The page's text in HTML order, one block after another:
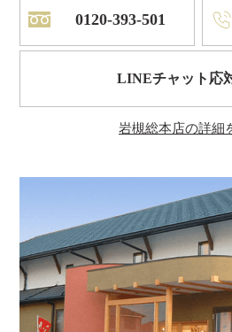
0120-393-501
LINEチャット応
岩槻総本店の詳細